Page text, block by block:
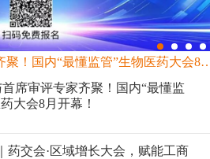
20+监管与首席审评专家齐聚！国内“最
首席审评专家齐聚！国内“最懂监
大会8月开幕！
药交会·区域增长大会，赋能工商